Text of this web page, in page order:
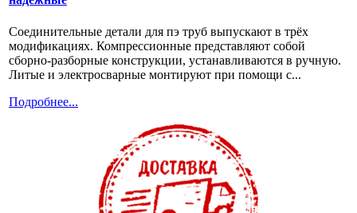
Соединительные детали для пэ труб выпускают в трёх
модификациях. Компрессионные представляют собой
сборно-разборные конструкции, устанавливаются в ручную.
Литые и электросварные монтируют при помощи с...
Подробнее...